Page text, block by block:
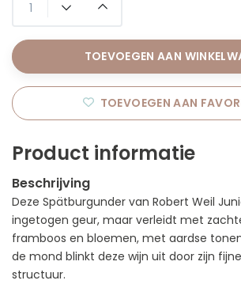
TOEVOEGEN AAN
TOEVOEGEN AAN
Product informatie
Beschrijving
Deze Spätburgunder van Robert Weil
ingetogen geur, maar verleidt met
framboos en bloemen, met aardse
de mond blinkt deze wijn uit door zijn
structuur.